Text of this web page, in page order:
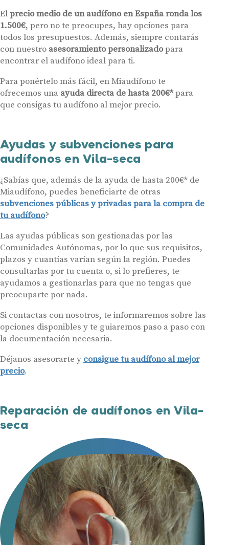
Elprecio medio de un audífono en España ronda los
1.500€, pero no te preocupes, hay opciones para
todos los presupuestos. Además, siempre contarás
con nuestro asesoramiento personalizadopara
encontrar el audífono ideal para ti.
Para ponértelo más fácil, en Miaudífono te
ofrecemos una ayuda directa de hasta 200€*para
que consigas tu audífono al mejor precio.
Ayudas y subvenciones para
audífonos en Vila-seca
¿Sabías que, además de la ayuda de hasta 200€* de
Miaudífono, puedes beneficiarte de otras
subvenciones públicas y privadas para la compra de
tu audífono?
Las ayudas públicas son gestionadas por las
Comunidades Autónomas, por lo que sus requisitos,
plazos y cuantías varían según la región. Puedes
consultarlas por tu cuenta o, si lo prefieres, te
ayudamos a gestionarlas para que no tengas que
preocuparte por nada.
Si contactas con nosotros, te informaremos sobre las
opciones disponibles y te guiaremos paso a paso con
la documentación necesaria.
Déjanos asesorarte y consigue tu audífono al mejor
precio.
Reparación de audífonos en Vila-
seca
Acepto recibir comunicaciones comerciales por parte de Miaudífono
y sus colaboradores según se detalla en nuestras Condiciones de uso
Acepto la cesión de estos datos a empresas colaboradoras de
Miaudífono para poder ofrecer los servicios solicitados, según se
detalla en nuestrasCondiciones de uso .
Política de Privacidad.